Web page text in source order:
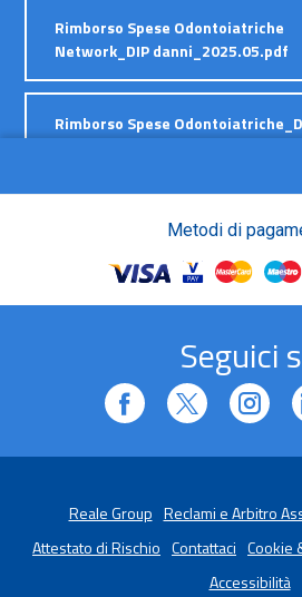
Rimborso Spese Odontoiatriche
Network_DIP danni_2025.05.pdf
Rimborso Spese
Rimborso Spese Odontoiatriche
Network_Condizioni di
assicurazione_2023.10.pdf
Metodi di
Seguici
Reale Group Reclami e Arbitro
Attestato di Rischio Contattaci Cookie
Accessibilità